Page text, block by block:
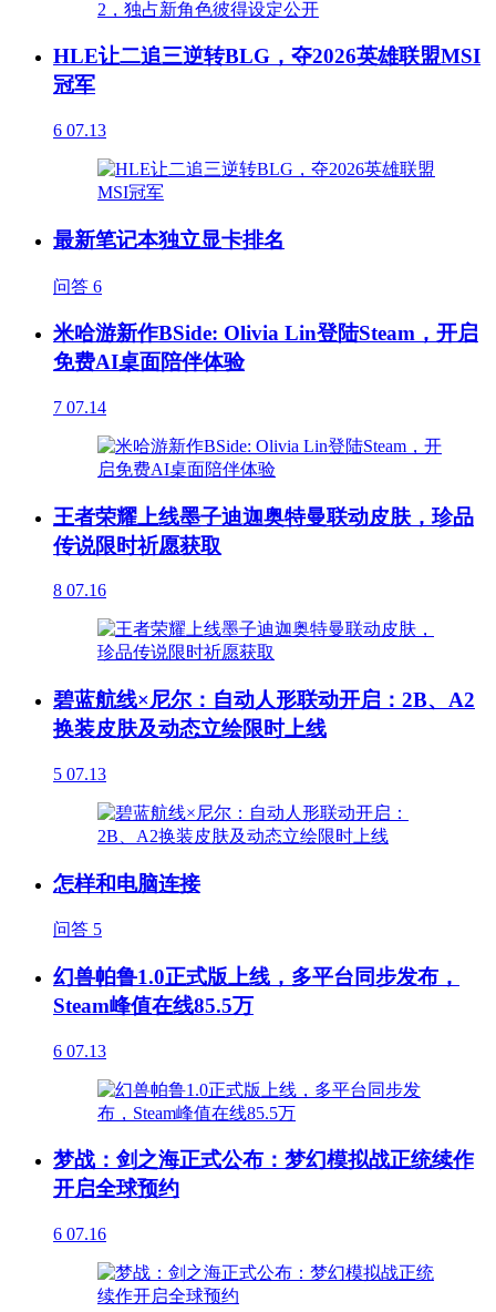
HLE让二追三逆转BLG，夺2026英雄联盟MSI
冠军
6 07.13
最新笔记本独立显卡排名
问答 6
米哈游新作BSide: Olivia Lin登陆Steam，开启
免费AI桌面陪伴体验
7 07.14
王者荣耀上线墨子迪迦奥特曼联动皮肤，珍品
传说限时祈愿获取
8 07.16
碧蓝航线×尼尔：自动人形联动开启：2B、A2
换装皮肤及动态立绘限时上线
5 07.13
怎样和电脑连接
问答 5
幻兽帕鲁1.0正式版上线，多平台同步发布，
Steam峰值在线85.5万
6 07.13
梦战：剑之海正式公布：梦幻模拟战正统续作
开启全球预约
6 07.16